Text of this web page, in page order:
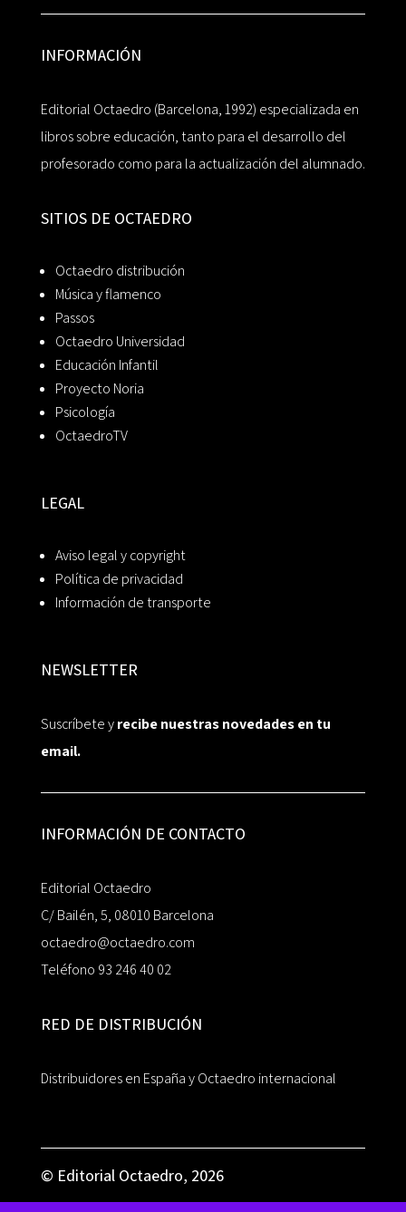
INFORMACIÓN
Editorial Octaedro (Barcelona, 1992) especializada en
libros sobre educación, tanto para el desarrollo del
profesorado como para la actualización del alumnado.
SITIOS DE OCTAEDRO
Octaedro distribución
Música y flamenco
Passos
Octaedro Universidad
Educación Infantil
Proyecto Noria
Psicología
OctaedroTV
LEGAL
Aviso legal y copyright
Política de privacidad
Información de transporte
NEWSLETTER
Suscríbete yrecibe nuestras novedades en tu
email.
INFORMACIÓN DE CONTACTO
Editorial Octaedro
C/ Bailén, 5, 08010 Barcelona
octaedro@octaedro.com
Teléfono 93 246 40 02
RED DE DISTRIBUCIÓN
Distribuidores en España y Octaedro internacional
© Editorial Octaedro, 2026